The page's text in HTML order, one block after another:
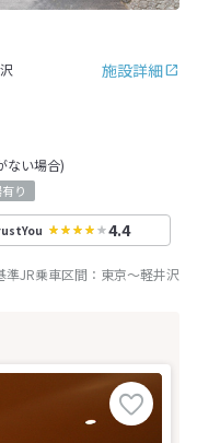
施設詳細
ない場合)
り
4.4
準JR乗車区間： 東京～軽井沢